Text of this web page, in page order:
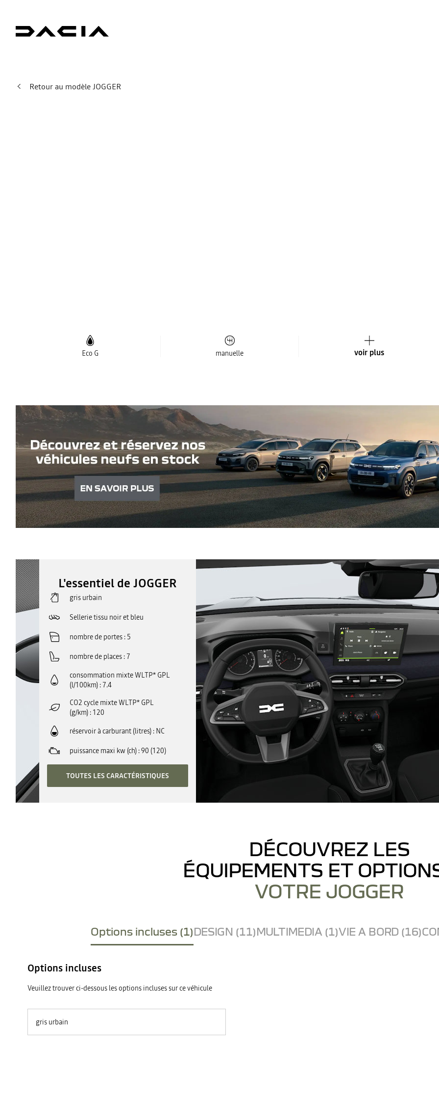
Retour au modèle JOGGER
Eco G manuelle voir plus
L'essentiel de JOGGER
gris urbain
Sellerie tissu noir et bleu
nombre de portes 5
nombre de places 7
consommation mixte WLTP* GPL
(l/100km) 7.4
CO2 cycle mixte WLTP* GPL
(g/km) 120
réservoir à carburant (litres) NC
puissance maxi kw (ch) 90 (120)
TOUTES LES CARACTÉRISTIQUES
DÉCOUVREZ LES
ÉQUIPEMENTS ET
VOTRE JOGGER
Options incluses (1)DESIGN (11)MULTIMEDIA (1)VIE A BORD (16)
Options incluses
Veuillez trouver ci-dessous les options incluses sur ce véhicule
gris urbain